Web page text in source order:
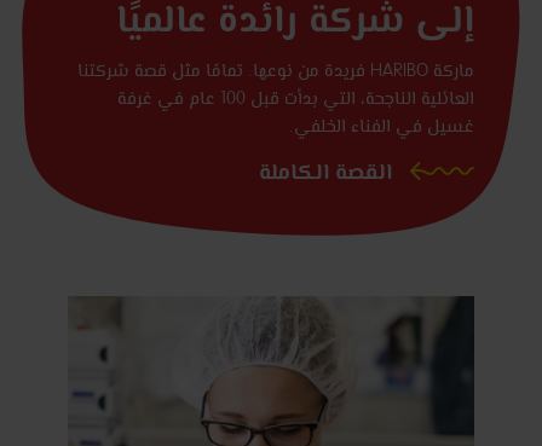
إلى شركة رائدة عالميًا
ماركة HARIBO فريدة من نوعها. تمامًا مثل قصة شركتنا
العائلية الناجحة، التي بدأت قبل 100 عام في غرفة
غسيل في الفناء الخلفي.
القصة الكاملة